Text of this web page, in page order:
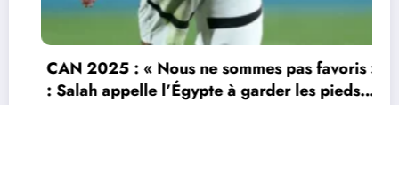
CAN 2025 : « Nous ne sommes pas favoris »
: Salah appelle l’Égypte à garder les pieds